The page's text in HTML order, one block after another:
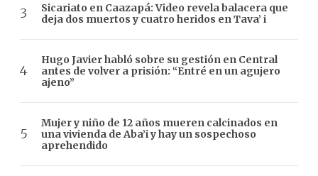
Sicariato en Caazapá: Video revela balacera que
deja dos muertos y cuatro heridos en Tava’ i
Hugo Javier habló sobre su gestión en Central
antes de volver a prisión: “Entré en un agujero
ajeno”
Mujer y niño de 12 años mueren calcinados en
una vivienda de Aba’i y hay un sospechoso
aprehendido